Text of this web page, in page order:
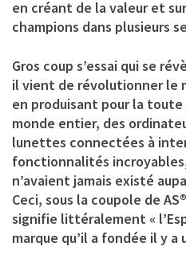
en créant de la valeur et
champions dans plusieurs
Gros coup s’essai qui se
il vient de révolutionner le
en produisant pour la
monde entier, des
lunettes connectées à
fonctionnalités
n’avaient jamais existé
Ceci, sous la coupole de
signifie littéralement «
marque qu’il a fondée il y a